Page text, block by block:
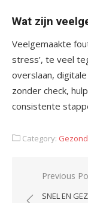
Wat zijn
Veelgemaakte
stress’, te veel
overslaan,
zonder check,
consistente
Category:
Post
navigation
Previous
SNEL EN